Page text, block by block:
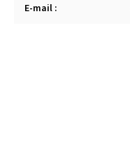
E-mail :